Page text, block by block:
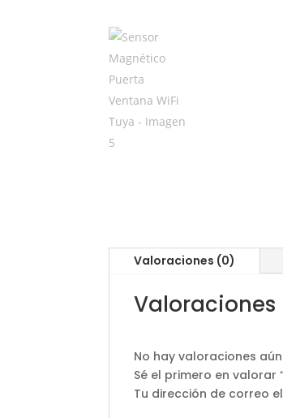
Valoraciones (0)
Valoraciones
No hay valoraciones
Sé el primero en valorar
Tu dirección de correo